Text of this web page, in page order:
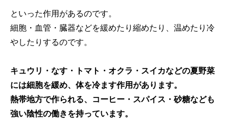
といった作用があるのです。
細胞・血管・臓器などを緩めたり縮めたり、温めたり冷
やしたりするのです。
キュウリ・なす・トマト・オクラ・スイカなどの夏野菜
には細胞を緩め、体を冷ます作用があります。
熱帯地方で作られる、コーヒー・スパイス・砂糖なども
強い陰性の働きを持っています。